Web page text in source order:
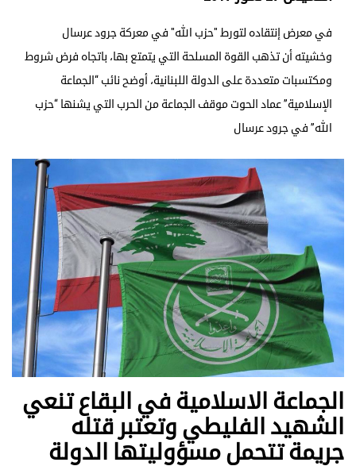
في معرض إنتقاده لتورط "حزب الله" في معركة جرود عرسال
وخشيته أن تذهب القوة المسلحة التي يتمتع بها، باتجاه فرض شروط
ومكتسبات متعددة على الدولة اللبنانية، أوضح نائب “الجماعة
الإسلامية” عماد الحوت موقف الجماعة من الحرب التي يشنها “حزب
الله” في جرود عرسال
الجماعة الاسلامية في البقاع تنعي
الشهيد الفليطي وتعتبر قتله
جريمة تتحمل مسؤوليتها الدولة